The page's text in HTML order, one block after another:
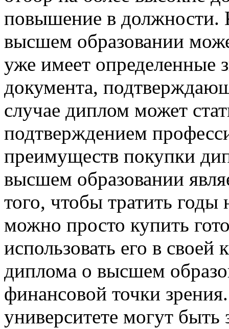
повышение в должности.
высшем образовании
уже имеет определенные
документа,
случае диплом может
подтверждением
преимуществ покупки
высшем образовании
того, чтобы тратить годы
можно просто купить
использовать его в
диплома о высшем
финансовой точки
университете могут